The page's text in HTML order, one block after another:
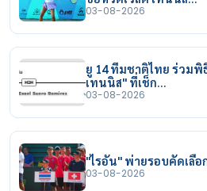
03-08-2026
ยู 14 ทีมชาติไทย ร่วมพิ
เทนนิส" ที่เช็ก…
03-08-2026
"ไรอัน" พ่ายรอบคัดเลื
03-08-2026